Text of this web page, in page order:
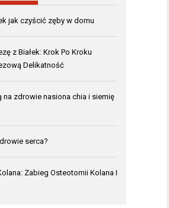
jak czyścić zęby w domu
z Białek: Krok Po Kroku
Delikatność
na zdrowie nasiona chia i siemię
serca?
Zabieg Osteotomii Kolana I